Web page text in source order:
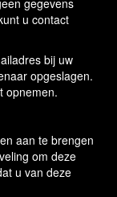
gegevens
u contact
bij uw
opgeslagen.
opnemen.
aan te brengen
om deze
u van deze